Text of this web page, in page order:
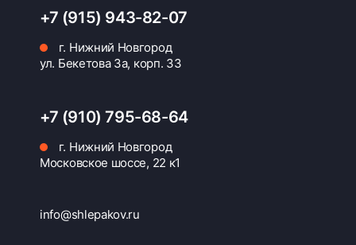
+7 (915) 943-82-07
г. Нижний Новгород
ул. Бекетова 3а, корп. 33
+7 (910) 795-68-64
г. Нижний Новгород
Московское шоссе, 22 к1
info@shlepakov.ru